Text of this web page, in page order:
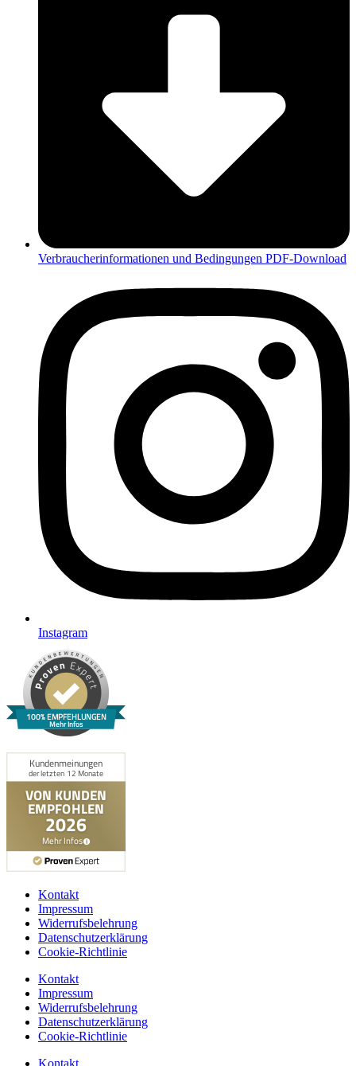
Verbraucherinformationen und Bedingungen PDF-Download
Instagram
100% EMPFEHLUNGEN
Mehr Infos
Kontakt
Impressum
Widerrufsbelehrung
Datenschutzerklärung
Cookie-Richtlinie
Kontakt
Impressum
Widerrufsbelehrung
Datenschutzerklärung
Cookie-Richtlinie
Kontakt